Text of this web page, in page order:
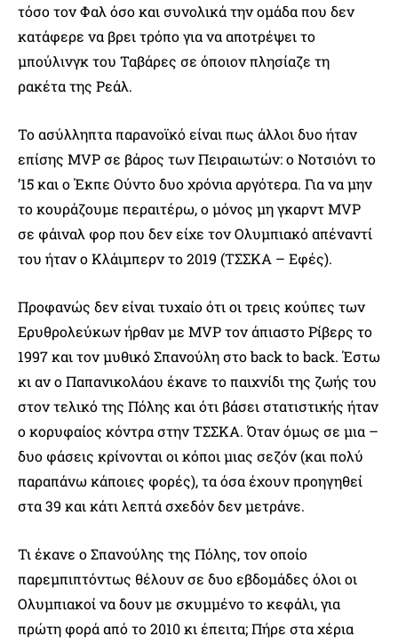
τόσο τον Φαλ όσο και συνολικά την ομάδα που δεν
κατάφερε να βρει τρόπο για να αποτρέψει το
μπούλινγκ του Ταβάρες σε όποιον πλησίαζε τη
ρακέτα της Ρεάλ.
Το ασύλληπτα παρανοϊκό είναι πως άλλοι δυο ήταν
επίσης MVP σε βάρος των Πειραιωτών: ο Νοτσιόνι το
’15 και ο Έκπε Ούντο δυο χρόνια αργότερα. Για να μην
το κουράζουμε περαιτέρω, ο μόνος μη γκαρντ MVP
σε φάιναλ φορ που δεν είχε τον Ολυμπιακό απέναντί
του ήταν ο Κλάιμπερν το 2019 (ΤΣΣΚΑ – Εφές).
Προφανώς δεν είναι τυχαίο ότι οι τρεις κούπες των
Ερυθρολεύκων ήρθαν με MVP τον άπιαστο Ρίβερς το
1997 και τον μυθικό Σπανούλη στο back to back. Έστω
κι αν ο Παπανικολάου έκανε το παιχνίδι της ζωής του
στον τελικό της Πόλης και ότι βάσει στατιστικής ήταν
ο κορυφαίος κόντρα στην ΤΣΣΚΑ. Όταν όμως σε μια –
δυο φάσεις κρίνονται οι κόποι μιας σεζόν (και πολύ
παραπάνω κάποιες φορές), τα όσα έχουν προηγηθεί
στα 39 και κάτι λεπτά σχεδόν δεν μετράνε.
Τι έκανε ο Σπανούλης της Πόλης, τον οποίο
παρεμπιπτόντως θέλουν σε δυο εβδομάδες όλοι οι
Ολυμπιακοί να δουν με σκυμμένο το κεφάλι, για
πρώτη φορά από το 2010 κι έπειτα; Πήρε στα χέρια